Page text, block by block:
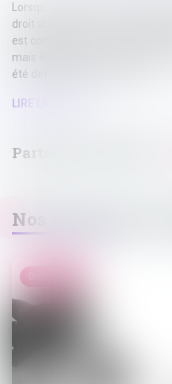
Lorsqu'une partie civile
droit statuant sur une
est compétente pour examiner
mais également l’action
été définitivement éteinte...
LIRE LA SUITE
Nos dernières
Droit pénal